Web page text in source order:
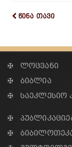
წინა თავი
✠ ლოცვანი
✠ ბიბლია
✠ საეკლესიო
✠
✠